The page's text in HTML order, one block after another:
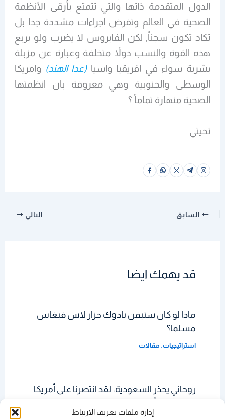
إدارة ملفات تعريف الارتباط
الدول المتقدمة ذاتها والتي تتمتع بأرقى الأنظمة
الصحية في العالم وتفرض اجراءات مشددة جدا بل
تكاد تكون سجناً, لكن الفايروس لا يضرب ولو بربع
هذه القوة والنسب دولاً متخلفة وعبارة عن مزبلة
بشرية سواء في افريقيا واسيا(عدا الهند) وامريكا
الوسطى والجنوبية وهي معروفة بان انظمتها
الصحية منهارة تماماً ؟
تحيتي
السابق التالي
قد يهمك ايضا
ماذا لو كان ستيفن بادوك جزار لاس فيغاس
مسلما؟
استراتيجيات, مقالات
روحاني يحذر السعودية: لقد انتصرنا على أمريكا